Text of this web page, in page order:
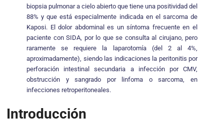
biopsia pulmonar a cielo abierto que tiene una positividad del
88% y que está especialmente indicada en el sarcoma de
Kaposi. El dolor abdominal es un síntoma frecuente en el
paciente con SIDA, por lo que se consulta al cirujano, pero
raramente se requiere la laparotomía (del 2 al 4%,
aproximadamente), siendo las indicaciones la peritonitis por
perforación intestinal secundaria a infección por CMV,
obstrucción y sangrado por linfoma o sarcoma, en
infecciones retroperitoneales.
Introducción